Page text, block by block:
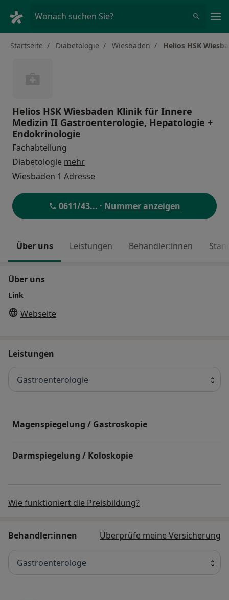
Wonach suchen Sie?
Startseite Diabetologie Wiesbaden Helios HSK
Helios HSK Wiesbaden Klinik für Innere
Medizin II Gastroenterologie, Hepatologie +
Endokrinologie
Fachabteilung
Diabetologie mehr
Wiesbaden 1 Adresse
0611/43... · Nummer anzeigen
Über uns Leistungen Behandler:innen
Über uns
Link
Webseite
Leistungen
Gastroenterologie
Magenspiegelung / Gastroskopie
Darmspiegelung / Koloskopie
Wie funktioniert die Preisbildung?
Behandler:innen Überprüfe meine Versicherung
Gastroenterologe